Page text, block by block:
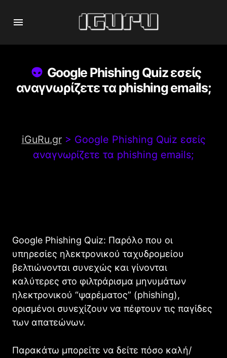
Google Phishing Quiz εσείς
αναγνωρίζετε τα phishing emails;
iGuRu.gr> Google Phishing Quiz εσείς
αναγνωρίζετε τα phishing emails;
Google Phishing Quiz: Παρόλο που οι
υπηρεσίες ηλεκτρονικού ταχυδρομείου
βελτιώνονται συνεχώς και γίνονται
καλύτερες στο φιλτράρισμα μηνυμάτων
ηλεκτρονικού “ψαρέματος” (phishing),
ορισμένοι συνεχίζουν να πέφτουν τις παγίδες
των απατεώνων.
Παρακάτω μπορείτε να δείτε πόσο καλή/